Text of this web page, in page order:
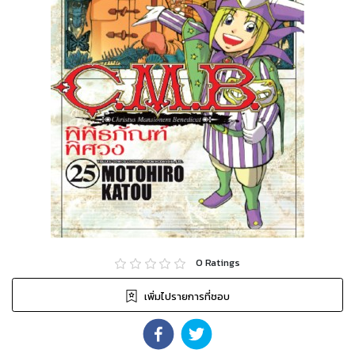
0 Ratings
เพิ่มไปรายการที่ชอบ